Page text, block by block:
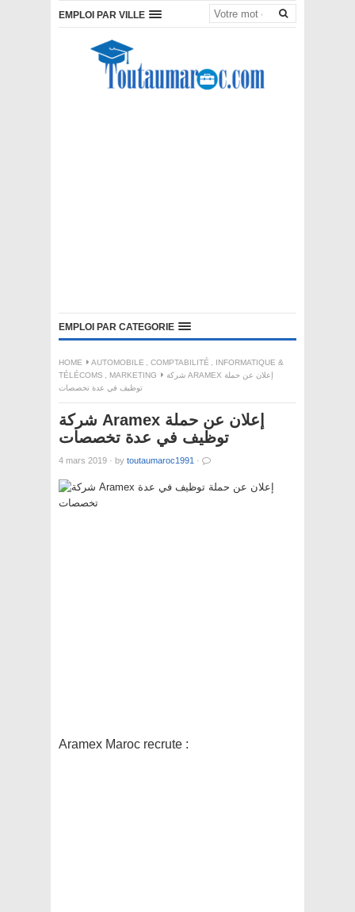
EMPLOI PAR VILLE
EMPLOI PAR CATEGORIE
HOME AUTOMOBILE , COMPTABILITÉ ,
INFORMATIQUE &
TÉLÉCOMS , MARKETING
شركة ARAMEX إعلان عن حملة
توظيف في عدة تخصصات
شركة Aramex إعلان عن حملة
توظيف في عدة تخصصات
4 mars 2019 · by toutaumaroc1991 ·
Aramex Maroc recrute :